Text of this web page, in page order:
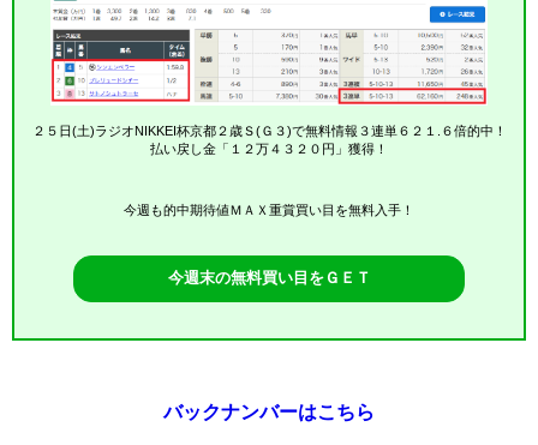
２５日(土)ラジオNIKKEI杯京都２歳Ｓ(Ｇ３)で無料情報３連単６２１.６倍的中！
払い戻し金「１２万４３２０円」獲得！
今週も的中期待値ＭＡＸ重賞買い目を無料入手！
今週末の無料買い目をＧＥＴ
バックナンバーはこちら